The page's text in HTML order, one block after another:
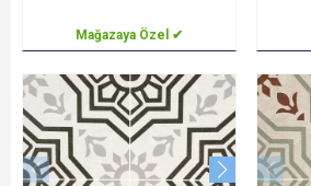
Mağazaya Özel ✔